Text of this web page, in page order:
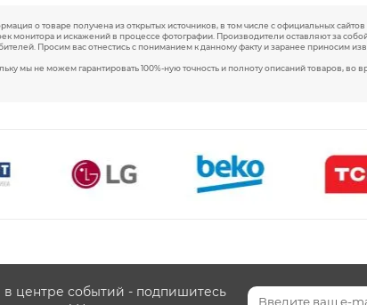
о товаре получена из открытых источников, в том числе с официальных
монитора и искажений в процессе фотографии. Производители оставляют за
Просим вас отнестись с пониманием к данному факту и заранее приносим
мы не можем гарантировать 100%-ную точность и полноту описаний товаров,
в центре событий - подпишитесь